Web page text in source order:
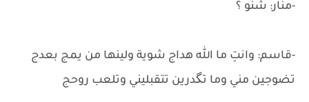
-منار: شنو ؟
-قاسم: وانتِ ما الله هداج شوية ولينها من يمج بعدج
تضوجين مني وما تگدرين تتقبليني وتلعب روحج